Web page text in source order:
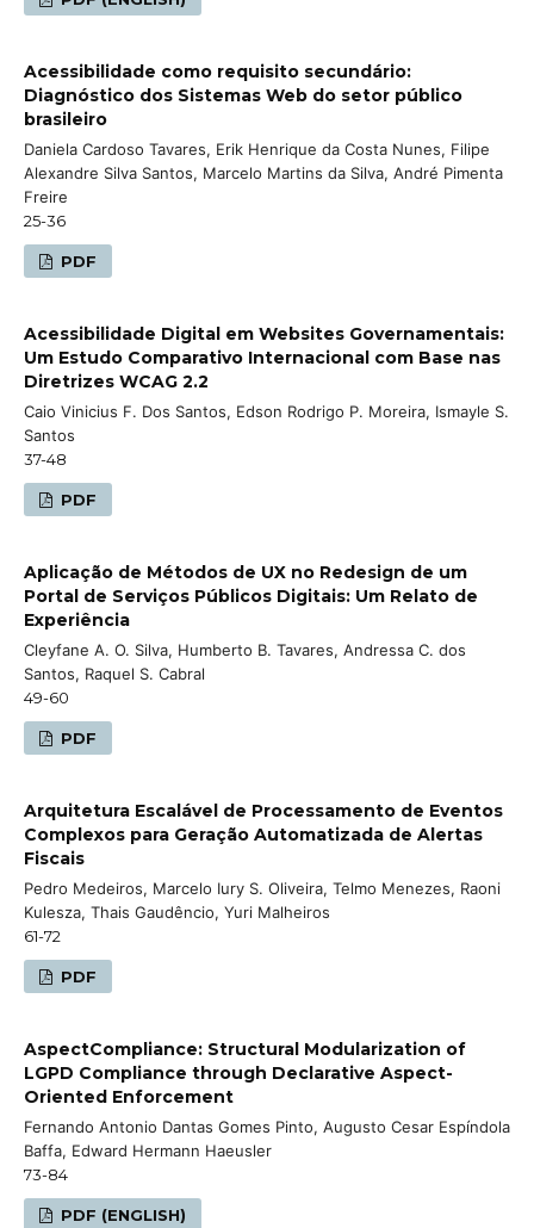
Acessibilidade como requisito secundário:
Diagnóstico dos Sistemas Web do setor público
brasileiro
Daniela Cardoso Tavares, Erik Henrique da Costa Nunes, Filipe
Alexandre Silva Santos, Marcelo Martins da Silva, André Pimenta
Freire
25-36
PDF
Acessibilidade Digital em Websites Governamentais:
Um Estudo Comparativo Internacional com Base nas
Diretrizes WCAG 2.2
Caio Vinicius F. Dos Santos, Edson Rodrigo P. Moreira, Ismayle S.
Santos
37-48
PDF
Aplicação de Métodos de UX no Redesign de um
Portal de Serviços Públicos Digitais: Um Relato de
Experiência
Cleyfane A. O. Silva, Humberto B. Tavares, Andressa C. dos
Santos, Raquel S. Cabral
49-60
PDF
Arquitetura Escalável de Processamento de Eventos
Complexos para Geração Automatizada de Alertas
Fiscais
Pedro Medeiros, Marcelo Iury S. Oliveira, Telmo Menezes, Raoni
Kulesza, Thais Gaudêncio, Yuri Malheiros
61-72
PDF
AspectCompliance: Structural Modularization of
LGPD Compliance through Declarative Aspect-
Oriented Enforcement
Fernando Antonio Dantas Gomes Pinto, Augusto Cesar Espíndola
Baffa, Edward Hermann Haeusler
73-84
PDF (ENGLISH)